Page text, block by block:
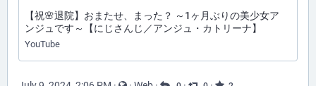
【祝🌸退院】おまたせ、まった？ ～1ヶ月ぶりの美少女ア
ンジュです～【にじさんじ／アンジュ・カトリーナ】
YouTube